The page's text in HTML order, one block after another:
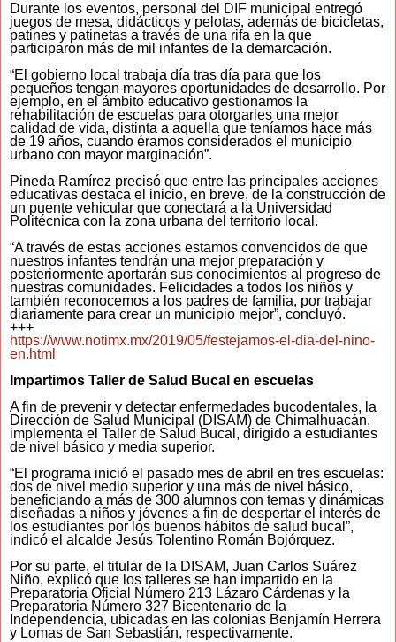
Durante los eventos, personal del DIF municipal entregó
juegos de mesa, didácticos y pelotas, además de bicicletas,
patines y patinetas a través de una rifa en la que
participaron más de mil infantes de la demarcación.
“El gobierno local trabaja día tras día para que los
pequeños tengan mayores oportunidades de desarrollo. Por
ejemplo, en el ámbito educativo gestionamos la
rehabilitación de escuelas para otorgarles una mejor
calidad de vida, distinta a aquella que teníamos hace más
de 19 años, cuando éramos considerados el municipio
urbano con mayor marginación”.
Pineda Ramírez precisó que entre las principales acciones
educativas destaca el inicio, en breve, de la construcción de
un puente vehicular que conectará a la Universidad
Politécnica con la zona urbana del territorio local.
“A través de estas acciones estamos convencidos de que
nuestros infantes tendrán una mejor preparación y
posteriormente aportarán sus conocimientos al progreso de
nuestras comunidades. Felicidades a todos los niños y
también reconocemos a los padres de familia, por trabajar
diariamente para crear un municipio mejor”, concluyó.
+++
https://www.notimx.mx/2019/05/festejamos-el-dia-del-nino-
en.html
Impartimos Taller de Salud Bucal en escuelas
A fin de prevenir y detectar enfermedades bucodentales, la
Dirección de Salud Municipal (DISAM) de Chimalhuacán,
implementa el Taller de Salud Bucal, dirigido a estudiantes
de nivel básico y media superior.
“El programa inició el pasado mes de abril en tres escuelas:
dos de nivel medio superior y una más de nivel básico,
beneficiando a más de 300 alumnos con temas y dinámicas
diseñadas a niños y jóvenes a fin de despertar el interés de
los estudiantes por los buenos hábitos de salud bucal”,
indicó el alcalde Jesús Tolentino Román Bojórquez.
Por su parte, el titular de la DISAM, Juan Carlos Suárez
Niño, explicó que los talleres se han impartido en la
Preparatoria Oficial Número 213 Lázaro Cárdenas y la
Preparatoria Número 327 Bicentenario de la
Independencia, ubicadas en las colonias Benjamín Herrera
y Lomas de San Sebastián, respectivamente.